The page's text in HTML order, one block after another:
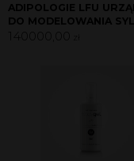
ADIPOLOGIE LFU
DO MODELOWANIA
140000,00 zł